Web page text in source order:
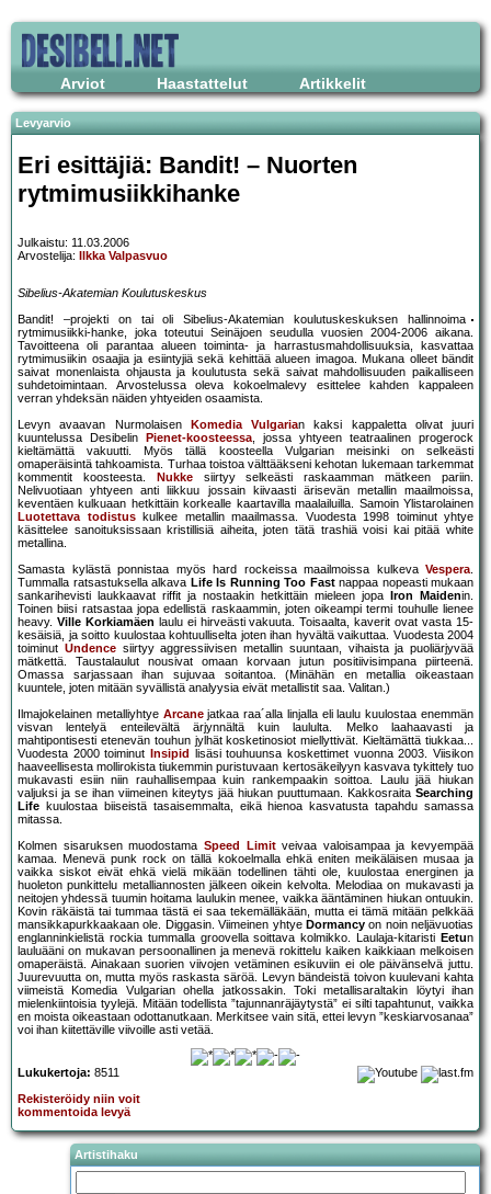
Arviot Haastattelut Artikkelit
Levyarvio
Eri esittäjiä: Bandit! – Nuorten
rytmimusiikkihanke
Julkaistu: 11.03.2006
Arvostelija:
Ilkka Valpasvuo
Sibelius-Akatemian Koulutuskeskus
Bandit! –projekti on tai oli Sibelius-Akatemian koulutuskeskuksen hallinnoima
rytmimusiikki-hanke, joka toteutui Seinäjoen seudulla vuosien 2004-2006 aikana.
Tavoitteena oli parantaa alueen toiminta- ja harrastusmahdollisuuksia, kasvattaa
rytmimusiikin osaajia ja esiintyjiä sekä kehittää alueen imagoa. Mukana olleet bändit
saivat monenlaista ohjausta ja koulutusta sekä saivat mahdollisuuden paikalliseen
suhdetoimintaan. Arvostelussa oleva kokoelmalevy esittelee kahden kappaleen
verran yhdeksän näiden yhtyeiden osaamista.
Levyn avaavan Nurmolaisen
Komedia Vulgarian kaksi kappaletta olivat juuri
kuuntelussa Desibelin
Pienet-koosteessa, jossa yhtyeen teatraalinen progerock
kieltämättä vakuutti. Myös tällä koosteella Vulgarian meisinki on selkeästi
omaperäisintä tahkoamista. Turhaa toistoa välttääkseni kehotan lukemaan tarkemmat
kommentit koosteesta.
Nukkesiirtyy selkeästi raskaamman mätkeen pariin.
Nelivuotiaan yhtyeen anti liikkuu jossain kiivaasti ärisevän metallin maailmoissa,
keventäen kulkuaan hetkittäin korkealle kaartavilla maalailuilla. Samoin Ylistarolainen
Luotettava todistuskulkee metallin maailmassa. Vuodesta 1998 toiminut yhtye
käsittelee sanoituksissaan kristillisiä aiheita, joten tätä trashiä voisi kai pitää white
metallina.
Samasta kylästä ponnistaa myös hard rockeissa maailmoissa kulkeva Vespera.
Tummalla ratsastuksella alkava Life Is Running Too Fastnappaa nopeasti mukaan
sankarihevisti laukkaavat riffit ja nostaakin hetkittäin mieleen jopa
Iron Maidenin.
Toinen biisi ratsastaa jopa edellistä raskaammin, joten oikeampi termi touhulle lienee
heavy. Ville Korkiamäen laulu ei hirveästi vakuuta. Toisaalta, kaverit ovat vasta 15-
kesäisiä, ja soitto kuulostaa kohtuulliselta joten ihan hyvältä vaikuttaa. Vuodesta 2004
toiminut Undencesiirtyy aggressiivisen metallin suuntaan, vihaista ja puoliärjyvää
mätkettä. Taustalaulut nousivat omaan korvaan jutun positiivisimpana piirteenä.
Omassa sarjassaan ihan sujuvaa soitantoa. (Minähän en metallia oikeastaan
kuuntele, joten mitään syvällistä analyysia eivät metallistit saa. Valitan.)
Ilmajokelainen metalliyhtye Arcanejatkaa raa´alla linjalla eli laulu kuulostaa enemmän
visvan lentelyä enteilevältä ärjynnältä kuin laululta. Melko laahaavasti ja
mahtipontisesti etenevän touhun jylhät kosketinosiot miellyttivät. Kieltämättä tiukkaa...
Vuodesta 2000 toiminut
Insipid
lisäsi touhuunsa koskettimet vuonna 2003. Viisikon
haaveellisesta mollirokista tiukemmin puristuvaan kertosäkeilyyn kasvava tykittely tuo
mukavasti esiin niin rauhallisempaa kuin rankempaakin soittoa. Laulu jää hiukan
valjuksi ja se ihan viimeinen kiteytys jää hiukan puuttumaan. Kakkosraita Searching
Life kuulostaa biiseistä tasaisemmalta, eikä hienoa kasvatusta tapahdu samassa
mitassa.
Kolmen sisaruksen muodostama Speed Limitveivaa valoisampaa ja kevyempää
kamaa. Menevä punk rock on tällä kokoelmalla ehkä eniten meikäläisen musaa ja
vaikka siskot eivät ehkä vielä mikään todellinen tähti ole, kuulostaa energinen ja
huoleton punkittelu metalliannosten jälkeen oikein kelvolta. Melodiaa on mukavasti ja
neitojen yhdessä tuumin hoitama laulukin menee, vaikka ääntäminen hiukan ontuukin.
Kovin räkäistä tai tummaa tästä ei saa tekemälläkään, mutta ei tämä mitään pelkkää
mansikkapurkkaakaan ole. Diggasin. Viimeinen yhtye Dormancyon noin neljävuotias
englanninkielistä rockia tummalla groovella soittava kolmikko. Laulaja-kitaristi Eetun
lauluääni on mukavan persoonallinen ja menevä rokittelu kaiken kaikkiaan melkoisen
omaperäistä. Ainakaan suorien viivojen vetäminen esikuviin ei ole päivänselvä juttu.
Juurevuutta on, mutta myös raskasta säröä. Levyn bändeistä toivon kuulevani kahta
viimeistä Komedia Vulgarian ohella jatkossakin. Toki metallisaraltakin löytyi ihan
mielenkiintoisia tyylejä. Mitään todellista ”tajunnanräjäytystä” ei silti tapahtunut, vaikka
en moista oikeastaan odottanutkaan. Merkitsee vain sitä, ettei levyn ”keskiarvosanaa”
voi ihan kiitettäville viivoille asti vetää.
Lukukertoja: 8511
Rekisteröidy niin voit
kommentoida levyä
Artistihaku